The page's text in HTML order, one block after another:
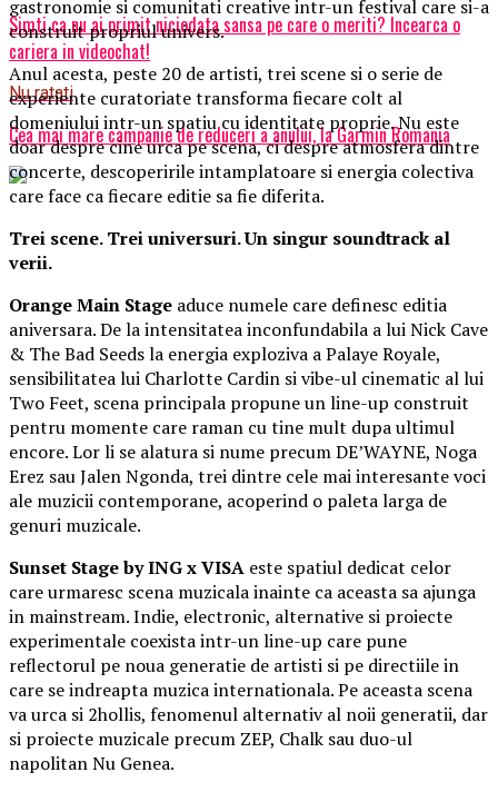
Simti ca nu ai primit niciodata sansa pe care o meriti? Incearca o
cariera in videochat!
Nu ratati
Cea mai mare campanie de reduceri a anului, la Garmin Romania
gastronomie si comunitati creative intr-un festival care si-a
construit propriul univers.
Anul acesta, peste 20 de artisti, trei scene si o serie de
experiente curatoriate transforma fiecare colt al
domeniului intr-un spatiu cu identitate proprie. Nu este
doar despre cine urca pe scena, ci despre atmosfera dintre
concerte, descoperirile intamplatoare si energia colectiva
care face ca fiecare editie sa fie diferita.
Trei scene. Trei universuri. Un singur soundtrack al
verii.
Orange Main Stage aduce numele care definesc editia
aniversara. De la intensitatea inconfundabila a lui Nick Cave
& The Bad Seeds la energia exploziva a Palaye Royale,
sensibilitatea lui Charlotte Cardin si vibe-ul cinematic al lui
Two Feet, scena principala propune un line-up construit
pentru momente care raman cu tine mult dupa ultimul
encore. Lor li se alatura si nume precum DE’WAYNE, Noga
Erez sau Jalen Ngonda, trei dintre cele mai interesante voci
ale muzicii contemporane, acoperind o paleta larga de
genuri muzicale.
Sunset Stage by ING x VISA este spatiul dedicat celor
care urmaresc scena muzicala inainte ca aceasta sa ajunga
in mainstream. Indie, electronic, alternative si proiecte
experimentale coexista intr-un line-up care pune
reflectorul pe noua generatie de artisti si pe directiile in
care se indreapta muzica internationala. Pe aceasta scena
va urca si 2hollis, fenomenul alternativ al noii generatii, dar
si proiecte muzicale precum ZEP, Chalk sau duo-ul
napolitan Nu Genea.